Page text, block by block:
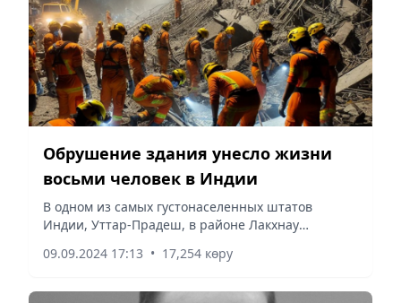
Обрушение здания унесло жизни
восьми человек в Индии
В одном из самых густонаселенных штатов
Индии, Уттар-Прадеш, в районе Лакхнау
погибли восемь человек и 28 пострадали.
09.09.2024 17:13 • 17,254 көру